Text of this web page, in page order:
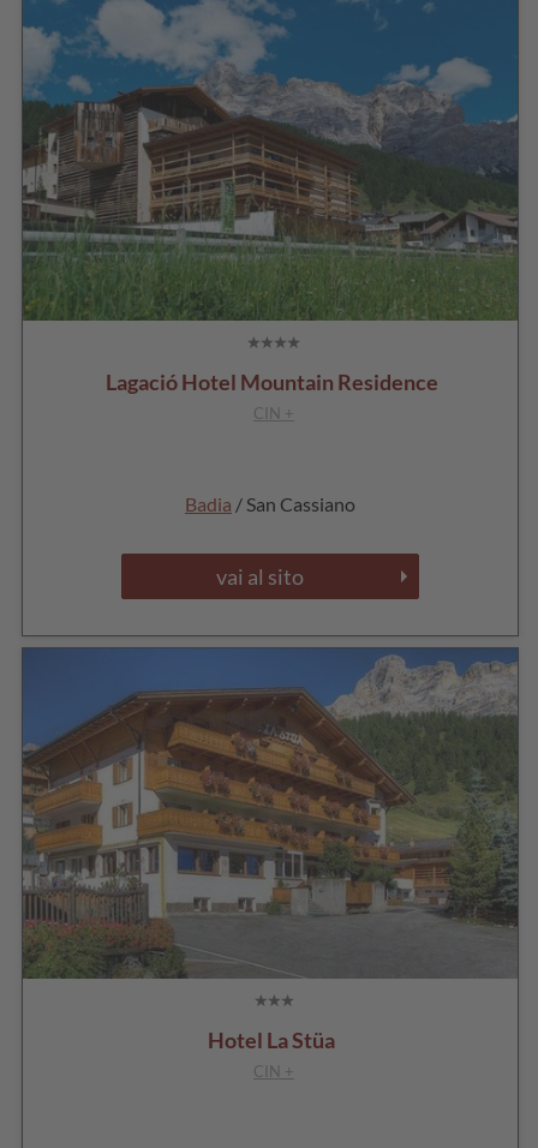
Lagació Hotel Mountain Residence
CIN +
Badia / San Cassiano
vai al sito
Hotel La Stüa
CIN +